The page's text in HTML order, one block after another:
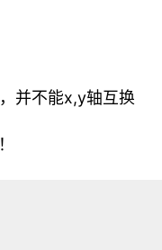
并不能x,y轴互换